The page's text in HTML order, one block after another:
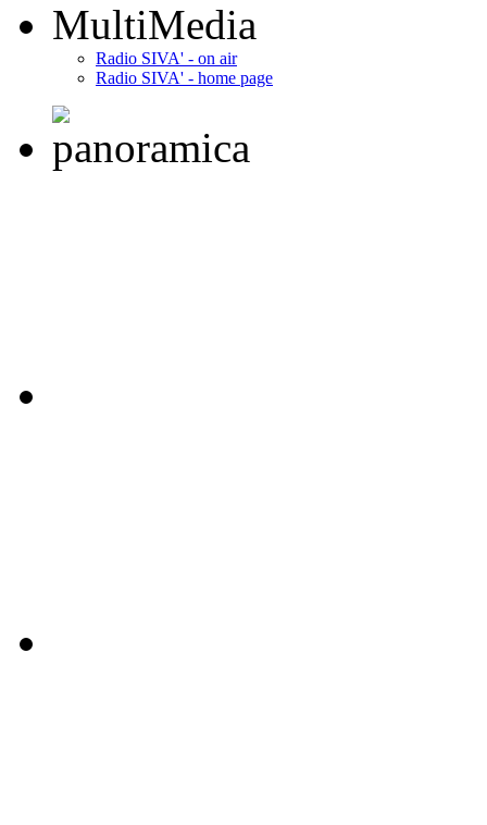
MultiMedia
Radio SIVA' - on air
Radio SIVA' - home page